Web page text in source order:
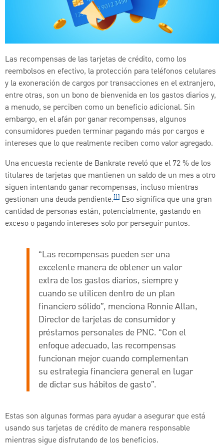
Las recompensas de las tarjetas de crédito, como los
reembolsos en efectivo, la protección para teléfonos celulares
y la exoneración de cargos por transacciones en el extranjero,
entre otras, son un bono de bienvenida en los gastos diarios y,
a menudo, se perciben como un beneficio adicional. Sin
embargo, en el afán por ganar recompensas, algunos
consumidores pueden terminar pagando más por cargos e
intereses que lo que realmente reciben como valor agregado.
Una encuesta reciente de Bankrate reveló que el 72 % de los
titulares de tarjetas que mantienen un saldo de un mes a otro
siguen intentando ganar recompensas, incluso mientras
gestionan una deuda pendiente.[1] Eso significa que una gran
cantidad de personas están, potencialmente, gastando en
exceso o pagando intereses solo por perseguir puntos.
“Las recompensas pueden ser una
excelente manera de obtener un valor
extra de los gastos diarios, siempre y
cuando se utilicen dentro de un plan
financiero sólido”, menciona Ronnie Allan,
Director de tarjetas de consumidor y
préstamos personales de PNC. “Con el
enfoque adecuado, las recompensas
funcionan mejor cuando complementan
su estrategia financiera general en lugar
de dictar sus hábitos de gasto”.
Estas son algunas formas para ayudar a asegurar que está
usando sus tarjetas de crédito de manera responsable
mientras sigue disfrutando de los beneficios.